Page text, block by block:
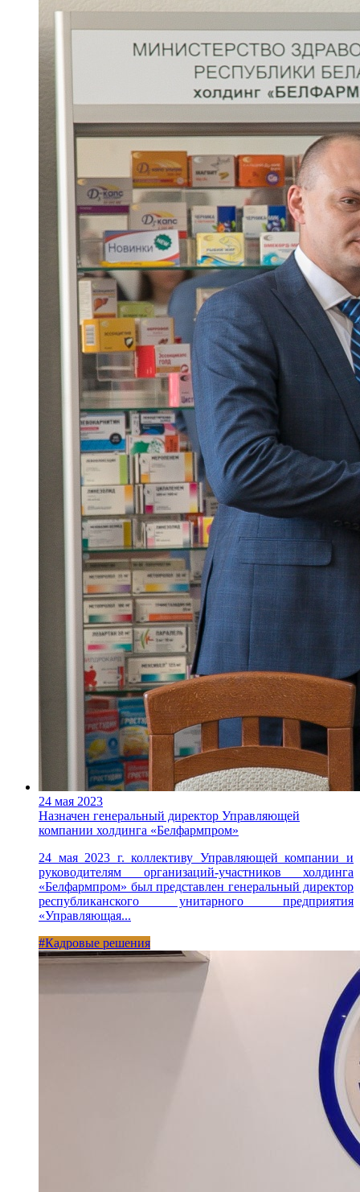
24 мая 2023
Назначен генеральный директор Управляющей
компании холдинга «Белфармпром»
24 мая 2023 г. коллективу Управляющей компании и
руководителям организаций-участников холдинга
«Белфармпром» был представлен генеральный директор
республиканского унитарного предприятия
«Управляющая...
#Кадровые решения